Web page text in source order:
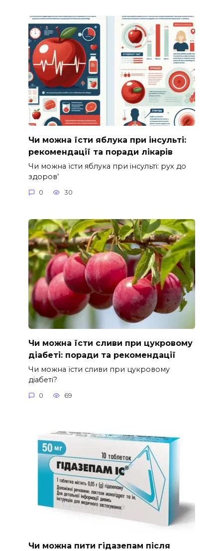
Чи можна їсти яблука при інсульті:
рекомендації та поради лікарів
Чи можна їсти яблука при інсульті: рух до
здоров’
0 30
Чи можна їсти сливи при цукровому
діабеті: поради та рекомендації
Чи можна їсти сливи при цукровому
діабеті?
0 69
Чи можна пити гідазепам після